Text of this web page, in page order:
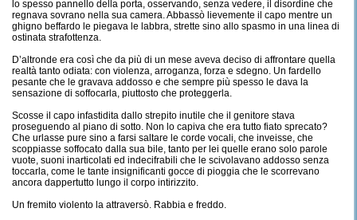
lo spesso pannello della porta, osservando, senza vedere, il disordine che
regnava sovrano nella sua camera. Abbassò lievemente il capo mentre un
ghigno beffardo le piegava le labbra, strette sino allo spasmo in una linea di
ostinata strafottenza.
D’altronde era così che da più di un mese aveva deciso di affrontare quella
realtà tanto odiata: con violenza, arroganza, forza e sdegno. Un fardello
pesante che le gravava addosso e che sempre più spesso le dava la
sensazione di soffocarla, piuttosto che proteggerla.
Scosse il capo infastidita dallo strepito inutile che il genitore stava
proseguendo al piano di sotto. Non lo capiva che era tutto fiato sprecato?
Che urlasse pure sino a farsi saltare le corde vocali, che inveisse, che
scoppiasse soffocato dalla sua bile, tanto per lei quelle erano solo parole
vuote, suoni inarticolati ed indecifrabili che le scivolavano addosso senza
toccarla, come le tante insignificanti gocce di pioggia che le scorrevano
ancora dappertutto lungo il corpo intirizzito.
Un fremito violento la attraversò. Rabbia e freddo.